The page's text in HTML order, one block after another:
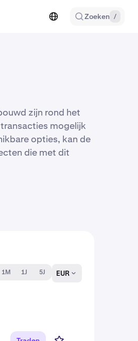
Zoeken /
zijn rond het
mogelijk
opties, kan de
die met dit
1M 1J 5J EUR